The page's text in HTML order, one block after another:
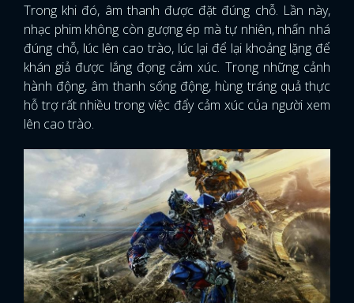
Trong khi đó, âm thanh được đặt đúng chỗ. Lần này,
nhạc phim không còn gượng ép mà tự nhiên, nhấn nhá
đúng chỗ, lúc lên cao trào, lúc lại để lại khoảng lặng để
khán giả được lắng đọng cảm xúc. Trong những cảnh
hành động, âm thanh sống động, hùng tráng quả thực
hỗ trợ rất nhiều trong việc đẩy cảm xúc của người xem
lên cao trào.